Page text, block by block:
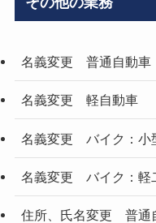
名義変更 普通自動車
名義変更 軽自動車
名義変更 バイク：小
名義変更 バイク：軽
住所、氏名変更 普